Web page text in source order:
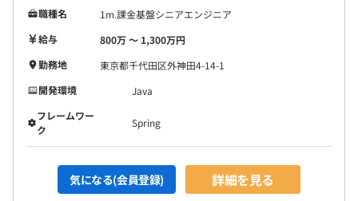
職種名
1m.課金基盤シニアエンジニア
給与
800万 〜 1,300万円
勤務地
東京都千代田区外神田4-14-1
開発環境
Java
フレームワー
ク
Spring
気になる(会員登録) 詳細を見る